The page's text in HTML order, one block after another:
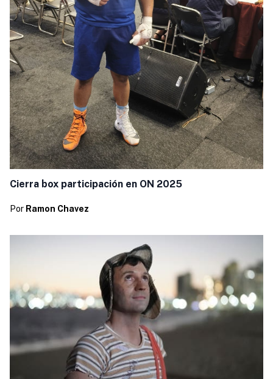
Cierra box participación en ON 2025
Por Ramon Chavez